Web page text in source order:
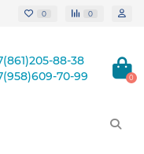
0 0
88-38
70-99
0